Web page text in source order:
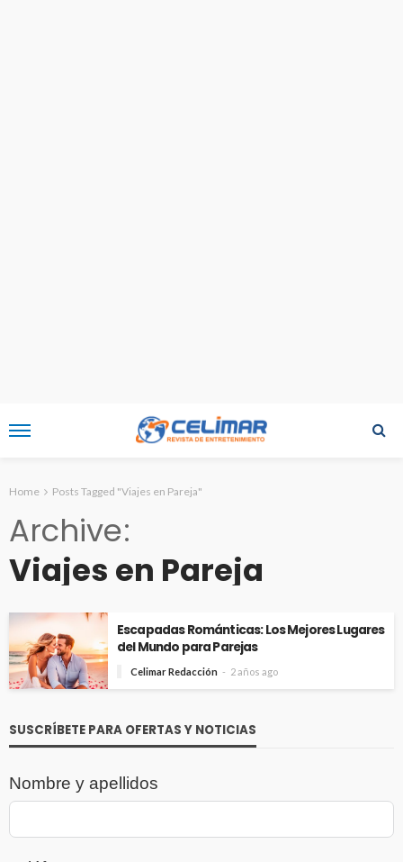
Home Posts Tagged "Viajes en Pareja"
Archive
Viajes en Pareja
Escapadas Románticas: Los Mejores Lugares
del Mundo para Parejas
Celimar Redacción 2 años ago
SUSCRÍBETE PARA OFERTAS Y NOTICIAS
Nombre y apellidos